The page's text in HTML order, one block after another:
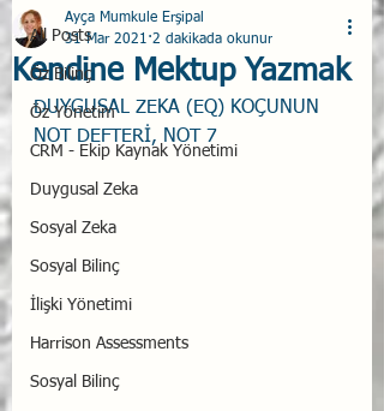
All Posts
Öz Bilinç
Öz Yönetim
CRM - Ekip Kaynak Yönetimi
Duygusal Zeka
Sosyal Zeka
Sosyal Bilinç
İlişki Yönetimi
Harrison Assessments
Sosyal Bilinç
Kendine Mektup Yazmak
Ayça Mumkule Erşipal
31 Mar 2021 2 dakikada okunur
DUYGUSAL ZEKA (EQ) KOÇUNUN
NOT DEFTERİ, NOT 7